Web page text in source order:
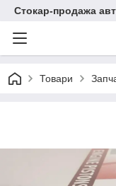
Стокар-продажа
Товари